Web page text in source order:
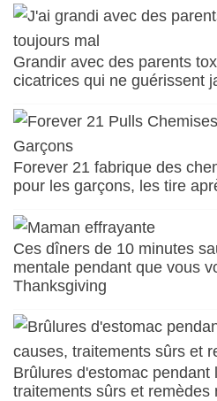
Grandir avec des parents
cicatrices qui ne guérissent
Forever 21 fabrique des
pour les garçons, les tire
Ces dîners de 10 minutes
mentale pendant que vous
Thanksgiving
Brûlures d'estomac pendant
traitements sûrs et remèdes